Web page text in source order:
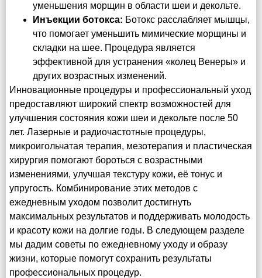
уменьшения морщин в области шеи и декольте.
Инъекции ботокса: Ботокс расслабляет мышцы,
что помогает уменьшить мимические морщины и
складки на шее. Процедура является
эффективной для устранения «колец Венеры» и
других возрастных изменений.
Инновационные процедуры и профессиональный уход
предоставляют широкий спектр возможностей для
улучшения состояния кожи шеи и декольте после 50
лет. Лазерные и радиочастотные процедуры,
микроигольчатая терапия, мезотерапия и пластическая
хирургия помогают бороться с возрастными
изменениями, улучшая текстуру кожи, её тонус и
упругость. Комбинирование этих методов с
ежедневным уходом позволит достигнуть
максимальных результатов и поддерживать молодость
и красоту кожи на долгие годы. В следующем разделе
мы дадим советы по ежедневному уходу и образу
жизни, которые помогут сохранить результаты
профессиональных процедур.